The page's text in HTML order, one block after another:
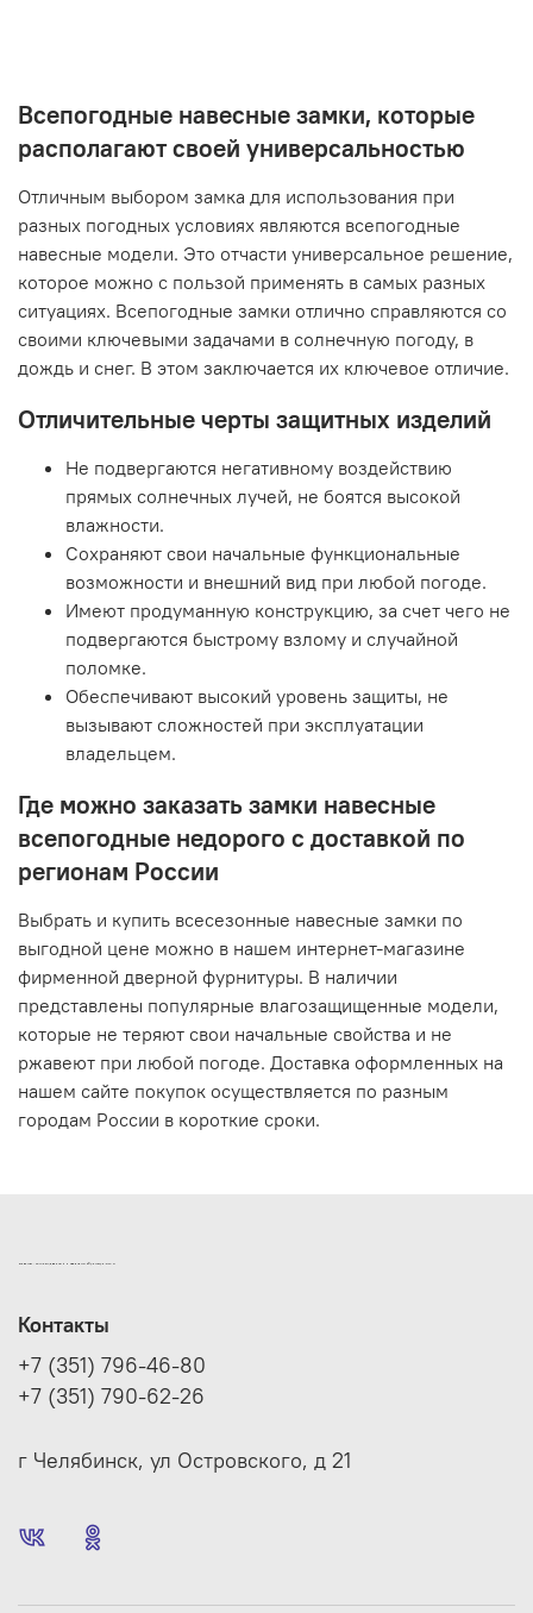
Всепогодные навесные замки, которые
располагают своей универсальностью
Отличным выбором замка для использования при
разных погодных условиях являются всепогодные
навесные модели. Это отчасти универсальное решение,
которое можно с пользой применять в самых разных
ситуациях. Всепогодные замки отлично справляются со
своими ключевыми задачами в солнечную погоду, в
дождь и снег. В этом заключается их ключевое отличие.
Отличительные черты защитных изделий
Не подвергаются негативному воздействию
прямых солнечных лучей, не боятся высокой
влажности.
Сохраняют свои начальные функциональные
возможности и внешний вид при любой погоде.
Имеют продуманную конструкцию, за счет чего не
подвергаются быстрому взлому и случайной
поломке.
Обеспечивают высокий уровень защиты, не
вызывают сложностей при эксплуатации
владельцем.
Где можно заказать замки навесные
всепогодные недорого с доставкой по
регионам России
Выбрать и купить всесезонные навесные замки по
выгодной цене можно в нашем интернет-магазине
фирменной дверной фурнитуры. В наличии
представлены популярные влагозащищенные модели,
которые не теряют свои начальные свойства и не
ржавеют при любой погоде. Доставка оформленных на
нашем сайте покупок осуществляется по разным
городам России в короткие сроки.
ИНТЕРНЕТ-МАГАЗИН ДВЕРНОЙ И МЕБЕЛЬНОЙ ФУРНИТУРЫ САМ
Контакты
+7 (351) 796-46-80
+7 (351) 790-62-26
г Челябинск, ул Островского, д 21